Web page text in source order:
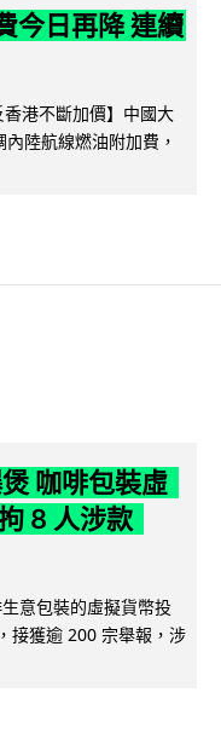
今日再降 連續
香港不斷加價】中國大
陸航線燃油附加費，
咖啡包裝虛
8 人涉款
意包裝的虛擬貨幣投
接獲逾 200 宗舉報，涉